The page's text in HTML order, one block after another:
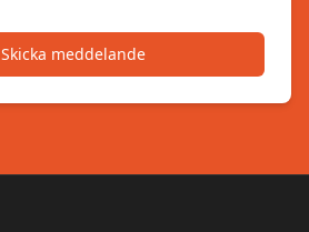
Skicka meddelande